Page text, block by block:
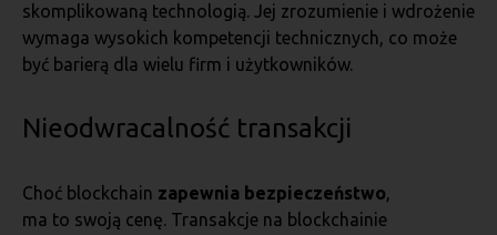
skomplikowaną technologią. Jej zrozumienie i wdrożenie
wymaga wysokich kompetencji technicznych, co może
być barierą dla wielu firm i użytkowników.
Nieodwracalność transakcji
Choć blockchain zapewnia bezpieczeństwo,
ma to swoją cenę. Transakcje na blockchainie